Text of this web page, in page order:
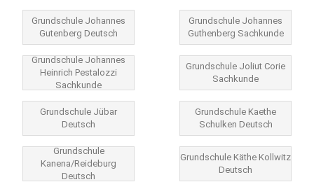
Grundschule Johannes
Gutenberg Deutsch
Grundschule Johannes
Guthenberg Sachkunde
Grundschule Johannes
Heinrich Pestalozzi
Sachkunde
Grundschule Joliut Corie
Sachkunde
Grundschule Jübar
Deutsch
Grundschule Kaethe
Schulken Deutsch
Grundschule
Kanena/Reideburg
Deutsch
Grundschule Käthe Kollwitz
Deutsch